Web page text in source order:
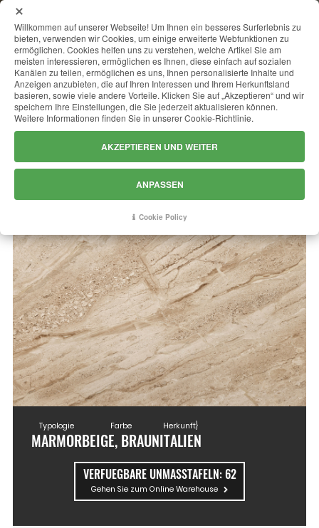
BRECCIA SARDA (DAINO REALE)
Typologie
MARMOR
Farbe
BEIGE, BRAUN
Herkunft}
ITALIEN
VERFUEGBARE UNMASSTAFELN:62
Gehen Sie zum Online Warehouse
Willkommen auf unserer Webseite! Um Ihnen ein besseres Surferlebnis zu
bieten, verwenden wir Cookies, um einige erweiterte Webfunktionen zu
ermöglichen. Cookies helfen uns zu verstehen, welche Artikel Sie am
meisten interessieren, ermöglichen es Ihnen, diese einfach auf sozialen
Kanälen zu teilen, ermöglichen es uns, Ihnen personalisierte Inhalte und
Anzeigen anzubieten, die auf Ihren Interessen und Ihrem Herkunftsland
basieren, sowie viele andere Vorteile. Klicken Sie auf „Akzeptieren“ und wir
speichern Ihre Einstellungen, die Sie jederzeit aktualisieren können.
Weitere Informationen finden Sie in unserer Cookie-Richtlinie.
AKZEPTIEREN UND WEITER
ANPASSEN
Cookie Policy